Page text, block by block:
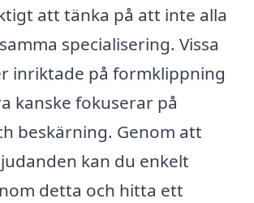
att tänka på att inte alla
specialisering. Vissa
inriktade på formklippning
kanske fokuserar på
beskärning. Genom att
kan du enkelt
detta och hitta ett